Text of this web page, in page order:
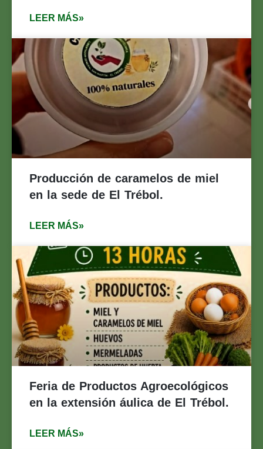
LEER MÁS»
Producción de caramelos de miel
en la sede de El Trébol.
LEER MÁS»
Feria de Productos Agroecológicos
en la extensión áulica de El Trébol.
LEER MÁS»